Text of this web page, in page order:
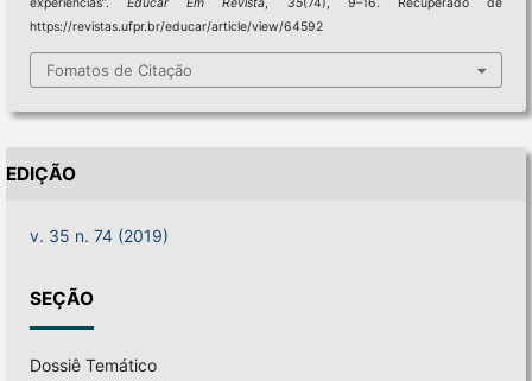
experiências”.Educar Em Revista, 35(74), 9–16. Recuperado de
https://revistas.ufpr.br/educar/article/view/64592
Fomatos de Citação
EDIÇÃO
v. 35 n. 74 (2019)
SEÇÃO
Dossiê Temático